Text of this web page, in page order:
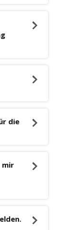
die
mir